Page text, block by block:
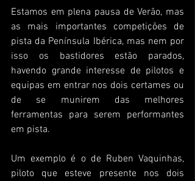
Estamos em plena pausa de Verão, mas
as mais importantes competições de
pista da Península Ibérica, mas nem por
isso os bastidores estão parados,
havendo grande interesse de pilotos e
equipas em entrar nos dois certames ou
de se munirem das melhores
ferramentas para serem performantes
em pista.
Um exemplo é o de Ruben Vaquinhas,
piloto que esteve presente nos dois